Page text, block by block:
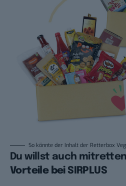
So könnte der Inhalt der Retterbox
Du willst auch
Vorteile bei SIRPLUS